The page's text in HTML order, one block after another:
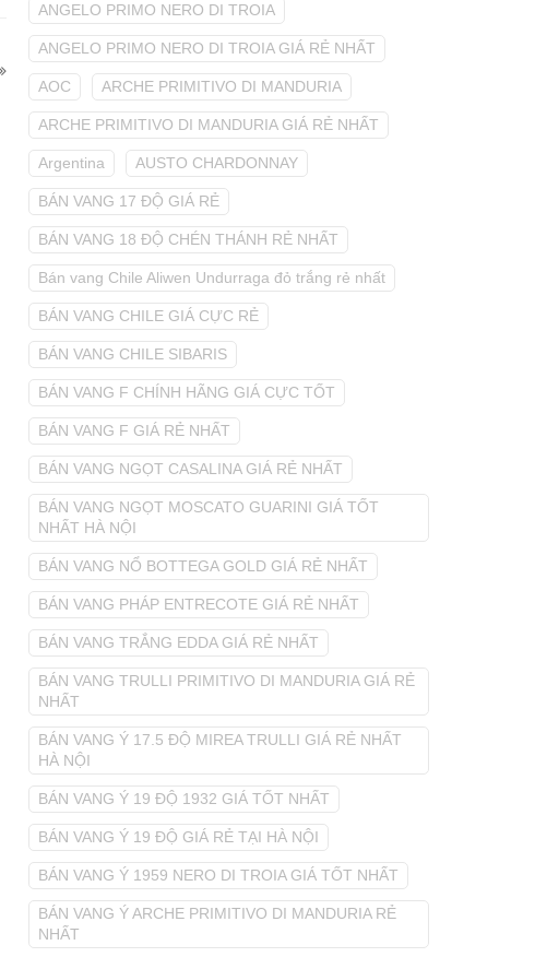
ANGELO PRIMO NERO DI TROIA
ANGELO PRIMO NERO DI TROIA GIÁ RẺ NHẤT
AOC ARCHE PRIMITIVO DI MANDURIA
ARCHE PRIMITIVO DI MANDURIA GIÁ RẺ NHẤT
Argentina AUSTO CHARDONNAY
BÁN VANG 17 ĐỘ GIÁ RẺ
BÁN VANG 18 ĐỘ CHÉN THÁNH RẺ NHẤT
Bán vang Chile Aliwen Undurraga đỏ trắng rẻ nhất
BÁN VANG CHILE GIÁ CỰC RẺ
BÁN VANG CHILE SIBARIS
BÁN VANG F CHÍNH HÃNG GIÁ CỰC TỐT
BÁN VANG F GIÁ RẺ NHẤT
BÁN VANG NGỌT CASALINA GIÁ RẺ NHẤT
BÁN VANG NGỌT MOSCATO GUARINI GIÁ TỐT
NHẤT HÀ NỘI
BÁN VANG NỔ BOTTEGA GOLD GIÁ RẺ NHẤT
BÁN VANG PHÁP ENTRECOTE GIÁ RẺ NHẤT
BÁN VANG TRẮNG EDDA GIÁ RẺ NHẤT
BÁN VANG TRULLI PRIMITIVO DI MANDURIA GIÁ RẺ
NHẤT
BÁN VANG Ý 17.5 ĐỘ MIREA TRULLI GIÁ RẺ NHẤT
HÀ NỘI
BÁN VANG Ý 19 ĐỘ 1932 GIÁ TỐT NHẤT
BÁN VANG Ý 19 ĐỘ GIÁ RẺ TẠI HÀ NỘI
BÁN VANG Ý 1959 NERO DI TROIA GIÁ TỐT NHẤT
BÁN VANG Ý ARCHE PRIMITIVO DI MANDURIA RẺ
NHẤT